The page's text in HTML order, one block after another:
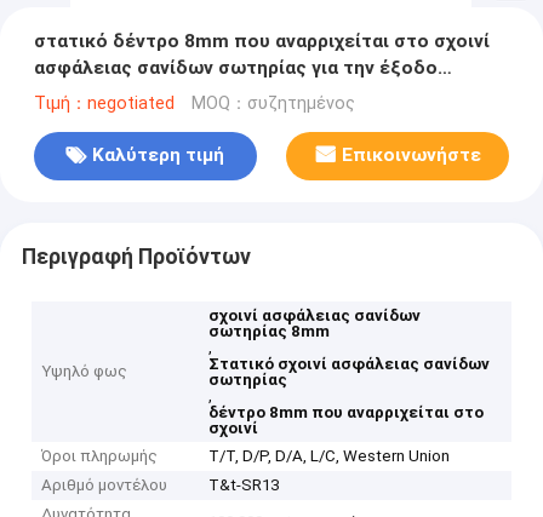
στατικό δέντρο 8mm που αναρριχείται στο σχοινί
ασφάλειας σανίδων σωτηρίας για την έξοδο
κινδύνου
Τιμή：negotiated MOQ：συζητημένος
Καλύτερη τιμή Επικοινωνήστε
Περιγραφή Προϊόντων
Υψηλό φως
σχοινί ασφάλειας σανίδων
σωτηρίας 8mm
,
Στατικό σχοινί ασφάλειας σανίδων
σωτηρίας
,
δέντρο 8mm που αναρριχείται στο
σχοινί
Όροι πληρωμής
T/T, D/P, D/A, L/C, Western Union
Αριθμό μοντέλου
T&t-SR13